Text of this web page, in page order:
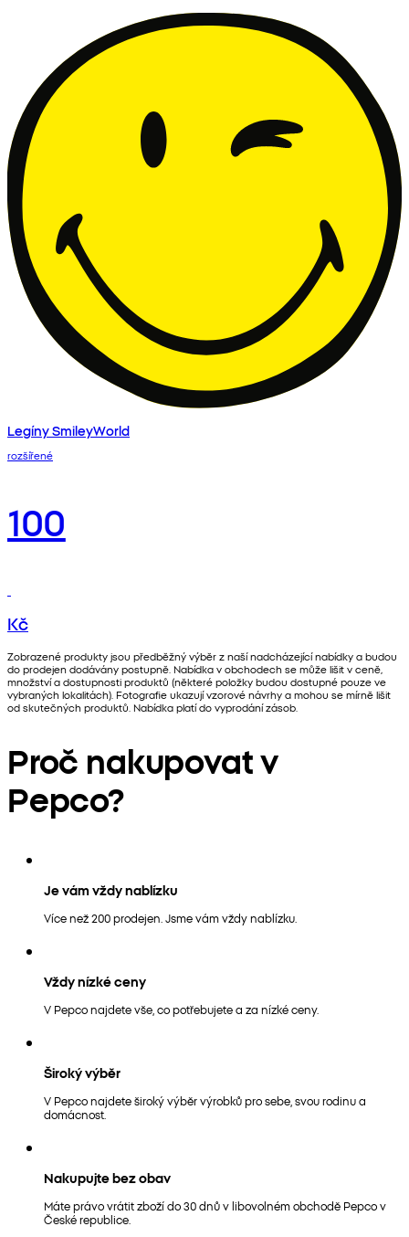
Legíny SmileyWorld
rozšířené
100
Kč
Zobrazené produkty jsou předběžný výběr z naší nadcházející nabídky a budou
do prodejen dodávány postupně. Nabídka v obchodech se může lišit v ceně,
množství a dostupnosti produktů (některé položky budou dostupné pouze ve
vybraných lokalitách). Fotografie ukazují vzorové návrhy a mohou se mírně lišit
od skutečných produktů. Nabídka platí do vyprodání zásob.
Proč nakupovat v
Pepco?
Je vám vždy nablízku
Více než 200 prodejen. Jsme vám vždy nablízku.
Vždy nízké ceny
V Pepco najdete vše, co potřebujete a za nízké ceny.
Široký výběr
V Pepco najdete široký výběr výrobků pro sebe, svou rodinu a
domácnost.
Nakupujte bez obav
Máte právo vrátit zboží do 30 dnů v libovolném obchodě Pepco v
České republice.